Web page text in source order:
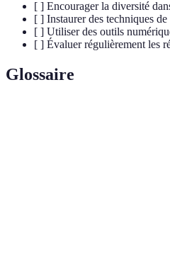
[ ] Encourager la diversité
[ ] Instaurer des techniques
[ ] Utiliser des outils
[ ] Évaluer régulièrement les
Glossaire